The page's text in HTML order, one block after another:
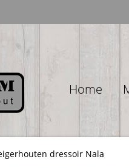
Home
dressoir Nala